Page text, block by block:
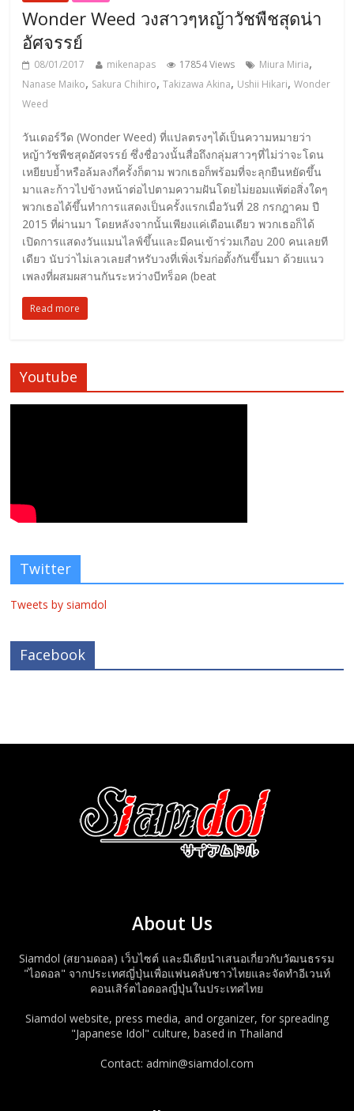
Wonder Weed วงสาวๆหญ้าวัชพืชสุดน่า
อัศจรรย์
08/01/2017 mikenapas 17854 Views Miura Miria,
Nanase Maiko, Sakura Chihiro,Takizawa Akina, Ushii Hikari,Wonder
Weed
วันเดอร์วีด (Wonder Weed) ที่แปลตรงๆได้เป็นความหมายว่า
หญ้าวัชพืชสุดอัศจรรย์ ซึ่งชื่อวงนั้นสื่อถึงกลุ่มสาวๆที่ไม่ว่าจะโดน
เหยียบย้ำหรือล้มลงกี่ครั้งก็ตาม พวกเธอก็พร้อมที่จะลุกยืนหยัดขึ้น
มาและก้าวไปข้างหน้าต่อไปตามความฝันโดยไม่ยอมแพ้ต่อสิ่งใดๆ
พวกเธอได้ขึ้นทำการแสดงเป็นครั้งแรกเมื่อวันที่ 28 กรกฎาคม ปี
2015 ที่ผ่านมา โดยหลังจากนั้นเพียงแค่เดือนเดียว พวกเธอก็ได้
เปิดการแสดงวันแมนไลฟ์ขึ้นและมีคนเข้าร่วมเกือบ 200 คนเลยที
เดียว นับว่าไม่เลวเลยสำหรับวงที่เพิ่งเริ่มก่อตั้งกันขึ้นมา ด้วยแนว
เพลงที่ผสมผสานกันระหว่างบีทร็อค (beat
Read more
Youtube
Twitter
Tweets by siamdol
Facebook
About Us
Siamdol (สยามดอล) เว็บไซต์ และมีเดียนำเสนอเกี่ยวกับวัฒนธรรม
"ไอดอล" จากประเทศญี่ปุ่นเพื่อแฟนคลับชาวไทยและจัดทำอีเวนท์
คอนเสิร์ตไอดอลญี่ปุ่นในประเทศไทย
Siamdol website, press media, and organizer, for spreading
"Japanese Idol" culture, based in Thailand
Contact: admin@siamdol.com